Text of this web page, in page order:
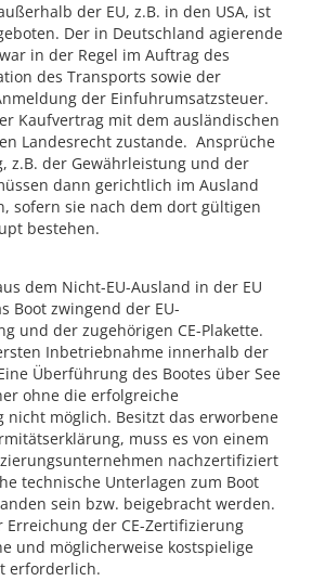
der EU, z.B. in den USA, ist
Der in Deutschland agierende
in der Regel im Auftrag des
des Transports sowie der
der Einfuhrumsatzsteuer.
Kaufvertrag mit dem ausländischen
Landesrecht zustande. Ansprüche
z.B. der Gewährleistung und der
dann gerichtlich im Ausland
sofern sie nach dem dort gültigen
bestehen.
dem Nicht-EU-Ausland in der EU
Boot zwingend der EU-
und der zugehörigen CE-Plakette.
Inbetriebnahme innerhalb der
Überführung des Bootes über See
ohne die erfolgreiche
möglich. Besitzt das erworbene
muss es von einem
nachzertifiziert
technische Unterlagen zum Boot
sein bzw. beigebracht werden.
der CE-Zertifizierung
und möglicherweise kostspielige
erforderlich.